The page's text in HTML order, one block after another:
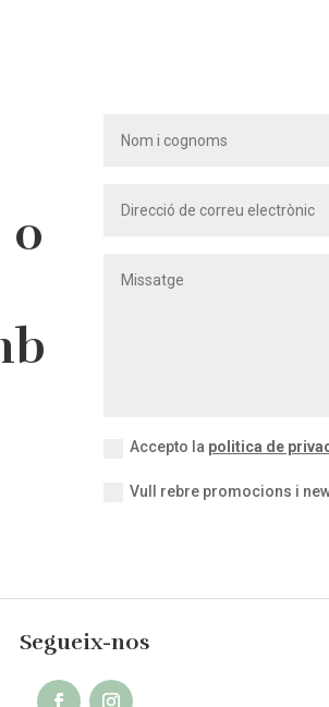
o
Accepto la politica de
Vull rebre promocions i
Segueix-nos